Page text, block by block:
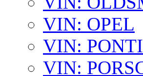
VIN: OPEL
VIN:
VIN: